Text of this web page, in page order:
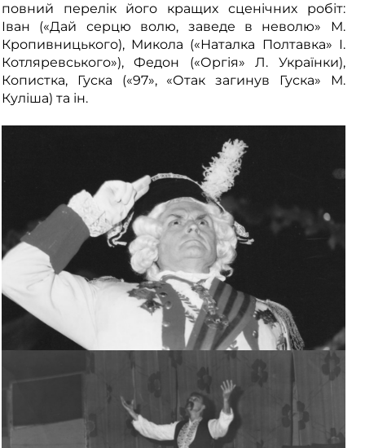
повний перелік його кращих сценічних робіт:
Іван («Дай серцю волю, заведе в неволю» М.
Кропивницького), Микола («Наталка Полтавка» І.
Котляревського»), Федон («Оргія» Л. Українки),
Копистка, Гуска («97», «Отак загинув Гуска» М.
Куліша) та ін.